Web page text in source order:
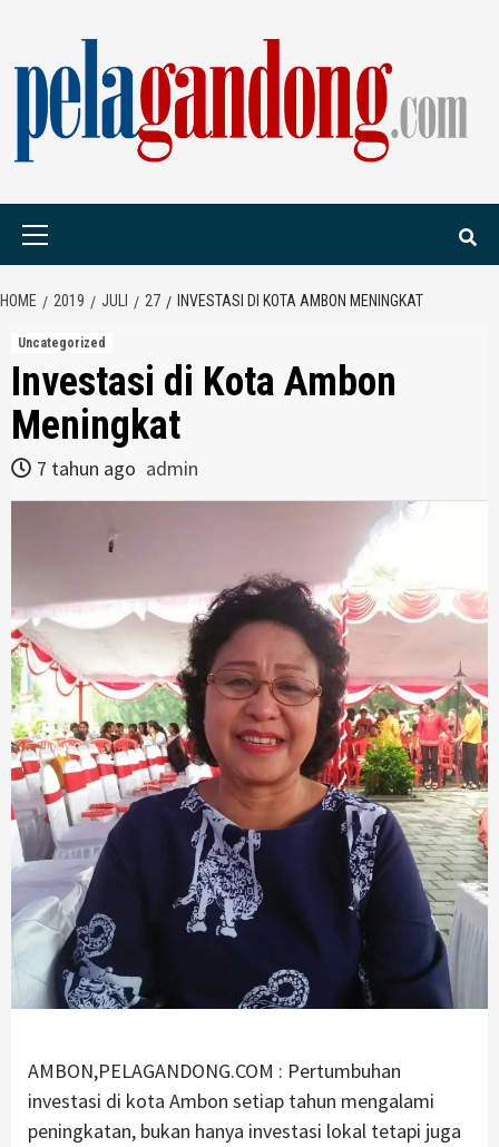
content
HOME 2019 JULI 27 INVESTASI DI KOTA AMBON MENINGKAT
Uncategorized
Investasi di Kota Ambon
Meningkat
7 tahun ago admin
AMBON,PELAGANDONG.COM : Pertumbuhan
investasi di kota Ambon setiap tahun mengalami
peningkatan, bukan hanya investasi lokal tetapi juga